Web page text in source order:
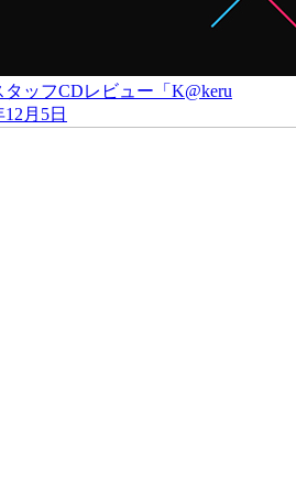
ッフCDレビュー「K@keru
12月5日